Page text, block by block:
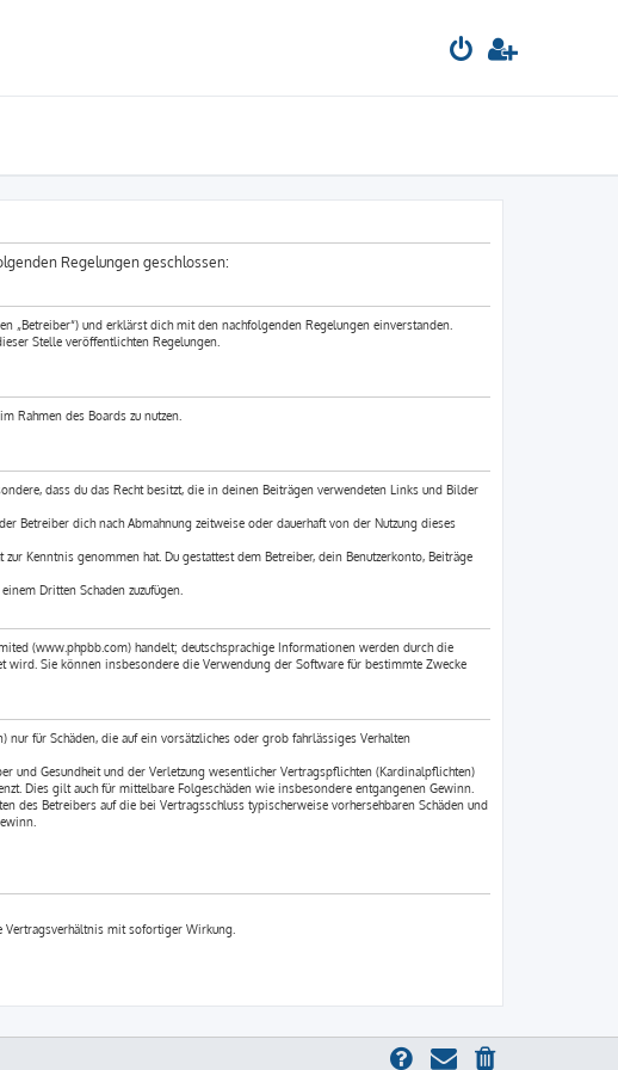
Regelungen geschlossen:
„Betreiber“) und erklärst dich mit den nachfolgenden Regelungen einverstanden.
Stelle veröffentlichten Regelungen.
Rahmen des Boards zu nutzen.
dass du das Recht besitzt, die in deinen Beiträgen verwendeten Links und Bilder
Betreiber dich nach Abmahnung zeitweise oder dauerhaft von der Nutzung dieses
Kenntnis genommen hat. Du gestattest dem Betreiber, dein Benutzerkonto, Beiträge
Dritten Schaden zuzufügen.
(www.phpbb.com) handelt; deutschsprachige Informationen werden durch die
wird. Sie können insbesondere die Verwendung der Software für bestimmte Zwecke
für Schäden, die auf ein vorsätzliches oder grob fahrlässiges Verhalten
und Gesundheit und der Verletzung wesentlicher Vertragspflichten (Kardinalpflichten)
Dies gilt auch für mittelbare Folgeschäden wie insbesondere entgangenen Gewinn.
des Betreibers auf die bei Vertragsschluss typischerweise vorhersehbaren Schäden und
Vertragsverhältnis mit sofortiger Wirkung.